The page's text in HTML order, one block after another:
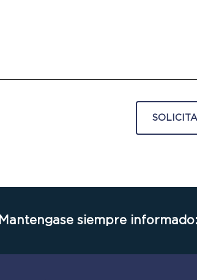
Mantengase siempre informado: